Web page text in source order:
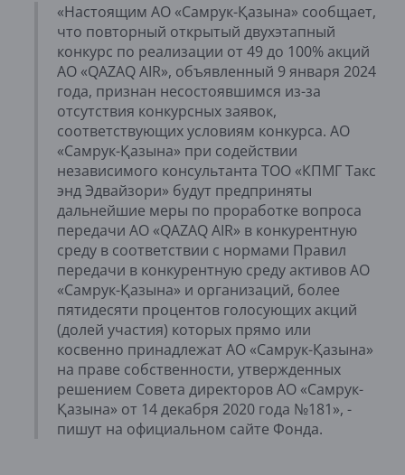
«Настоящим АО «Самрук-Қазына» сообщает,
что повторный открытый двухэтапный
конкурс по реализации от 49 до 100% акций
АО «QAZAQ AIR», объявленный 9 января 2024
года, признан несостоявшимся из-за
отсутствия конкурсных заявок,
соответствующих условиям конкурса. АО
«Самрук-Қазына» при содействии
независимого консультанта ТОО «КПМГ Такс
энд Эдвайзори» будут предприняты
дальнейшие меры по проработке вопроса
передачи АО «QAZAQ AIR» в конкурентную
среду в соответствии с нормами Правил
передачи в конкурентную среду активов АО
«Самрук-Қазына» и организаций, более
пятидесяти процентов голосующих акций
(долей участия) которых прямо или
косвенно принадлежат АО «Самрук-Қазына»
на праве собственности, утвержденных
решением Совета директоров АО «Самрук-
Қазына» от 14 декабря 2020 года №181», -
пишут на официальном сайте Фонда.